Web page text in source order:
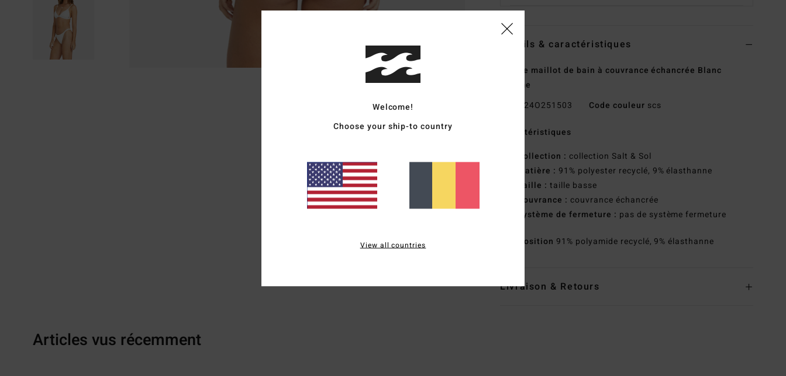
Details & caractéristiques
Bas de maillot de bain à couvrance échancrée Blanc
Femme
24O251503 Code couleur scs
Caractéristiques
Collection : collection Salt & Sol
Matière : 91% polyester recyclé, 9% élasthanne
Taille : taille basse
Couvrance : couvrance échancrée
Système de fermeture : pas de système fermeture
Composition 91% polyamide recyclé, 9% élasthanne
Livraison & Retours
Articles vus récemment
Welcome!
Choose your ship-to country
View all countries